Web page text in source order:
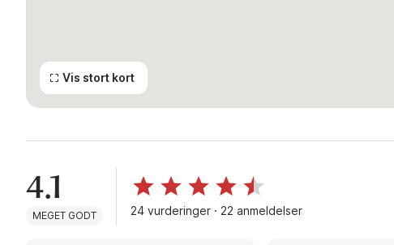
Vis stort kort
4.1
MEGET GODT 24 vurderinger · 22 anmeldelser